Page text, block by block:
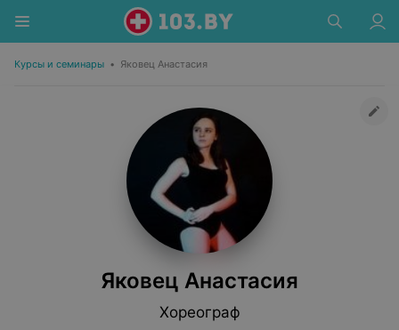
Курсы и семинары • Яковец Анастасия
Яковец Анастасия
Хореограф